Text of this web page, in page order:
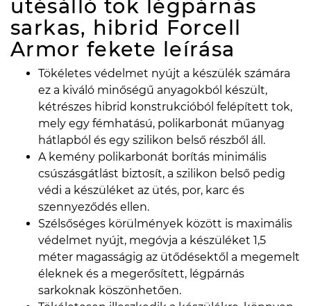
ütésálló tok légpárnás
sarkas, hibrid Forcell
Armor fekete leírása
Tökéletes védelmet nyújt a készülék számára
ez a kiváló minőségű anyagokból készült,
kétrészes hibrid konstrukcióból felépített tok,
mely egy fémhatású, polikarbonát műanyag
hátlapból és egy szilikon belső részből áll.
A kemény polikarbonát borítás minimális
csúszásgátlást biztosít, a szilikon belső pedig
védi a készüléket az ütés, por, karc és
szennyeződés ellen.
Szélsőséges körülmények között is maximális
védelmet nyújt, megóvja a készüléket 1,5
méter magasságig az ütődésektől a megemelt
éleknek és a megerősített, légpárnás
sarkoknak köszönhetően.